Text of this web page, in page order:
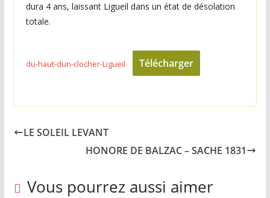
dura 4 ans, laissant Ligueil dans un état de désolation
totale.
du-haut-dun-clocher-Ligueil Télécharger
LE SOLEIL LEVANT
HONORE DE BALZAC – SACHE 1831
Vous pourrez aussi aimer